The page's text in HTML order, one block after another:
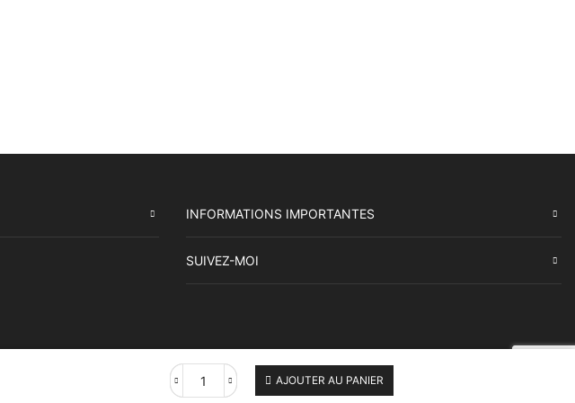
INFORMATIONS IMPORTANTES
SUIVEZ-MOI
quantité
AJOUTER AU PANIER